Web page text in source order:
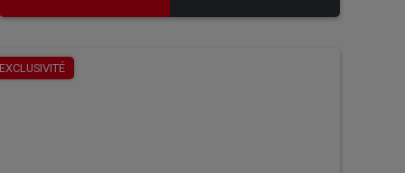
EN SAVOIR PLUS
EXCLUSIVITÉ